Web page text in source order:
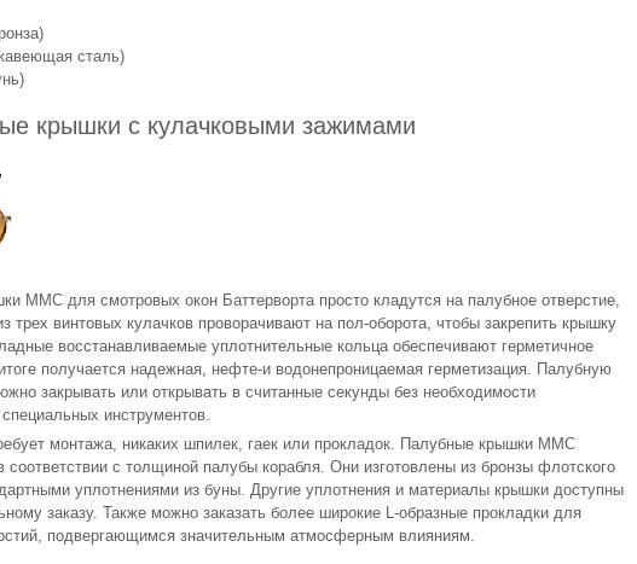
сталь)
крышки с кулачковыми зажимами
MMC для смотровых окон Баттерворта просто кладутся на палубное отверстие,
трех винтовых кулачков проворачивают на пол-оборота, чтобы закрепить крышку
восстанавливаемые уплотнительные кольца обеспечивают герметичное
получается надежная, нефте-и водонепроницаемая герметизация. Палубную
закрывать или открывать в считанные секунды без необходимости
инструментов.
монтажа, никаких шпилек, гаек или прокладок. Палубные крышки MMC
соответствии с толщиной палубы корабля. Они изготовлены из бронзы флотского
уплотнениями из буны. Другие уплотнения и материалы крышки доступны
заказу. Также можно заказать более широкие L-образные прокладки для
подвергающимся значительным атмосферным влияниям.